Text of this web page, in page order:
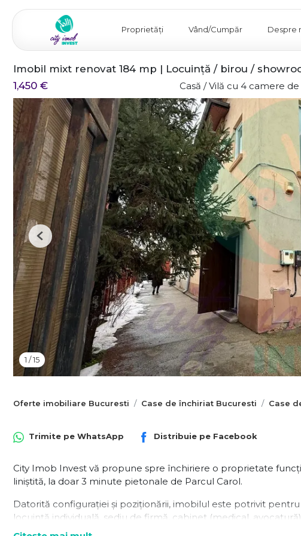
Proprietăți Vând/Cumpăr Despre
Imobil mixt renovat 184 mp | Locuință / birou /
1,450 €
Casă / Vilă cu 4 camere
1 /15
Previous
Oferte imobiliare Bucuresti Case de închiriat Bucuresti Case
Trimite pe WhatsApp Distribuie pe Facebook
City Imob Invest vă propune spre închiriere o proprietate
liniștită, la doar 3 minute pietonale de Parcul Carol.
Datorită configurației și poziționării, imobilul este potrivit
locuință individuală, sediu de firmă, cabinet (medical,
business, dar și pentru investiție cu potențial de reconversie.